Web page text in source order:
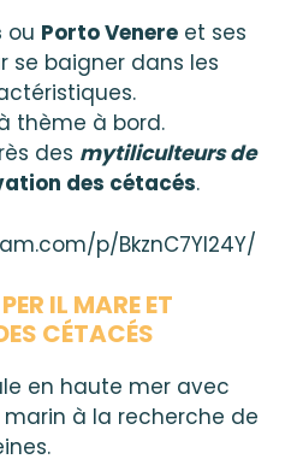
ou Porto Venere et ses
se baigner dans les
thème à bord.
des mytiliculteurs de
des cétacés.
p/BkznC7Yl24Y/
IL MARE ET
CÉTACÉS
en haute mer avec
à la recherche de